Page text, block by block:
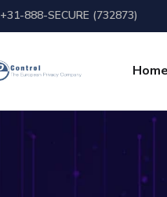
+31-888-SECURE (732873)
Home